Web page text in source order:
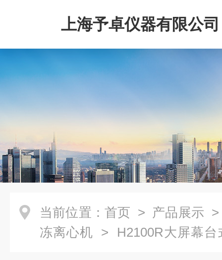
上海予卓仪器有限公司
当前位置： 首页 > 产品展示
冻离心机 > H2100R大屏幕台